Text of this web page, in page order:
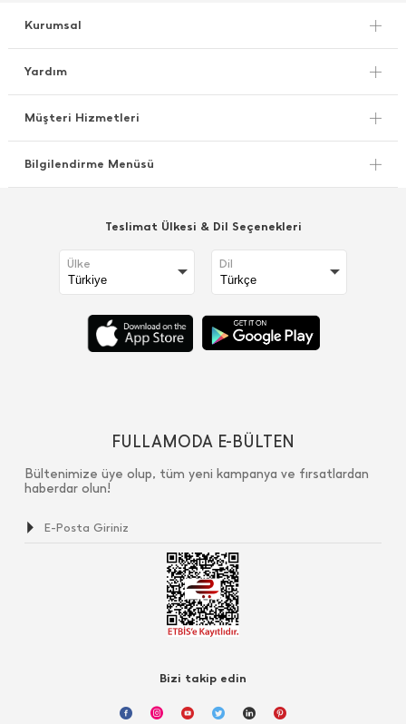
Kurumsal
Yardım
Müşteri Hizmetleri
Bilgilendirme Menüsü
Teslimat Ülkesi & Dil Seçenekleri
Ülke Dil
FULLAMODA E-BÜLTEN
Bültenimize üye olup, tüm yeni kampanya ve fırsatlardan
haberdar olun!
Bizi takip edin